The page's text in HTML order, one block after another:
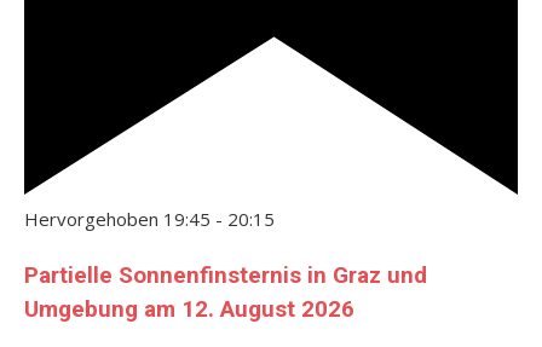
Hervorgehoben 19:45 - 20:15
Partielle Sonnenfinsternis in Graz und
Umgebung am 12. August 2026